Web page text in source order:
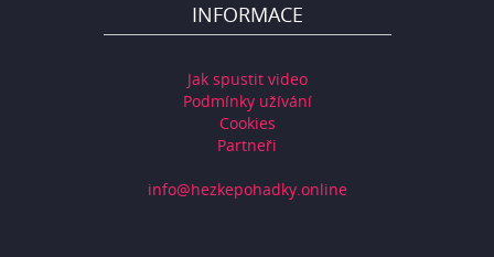
INFORMACE
Jak spustit video
Podmínky užívání
Cookies
Partneři
info@hezkepohadky.online